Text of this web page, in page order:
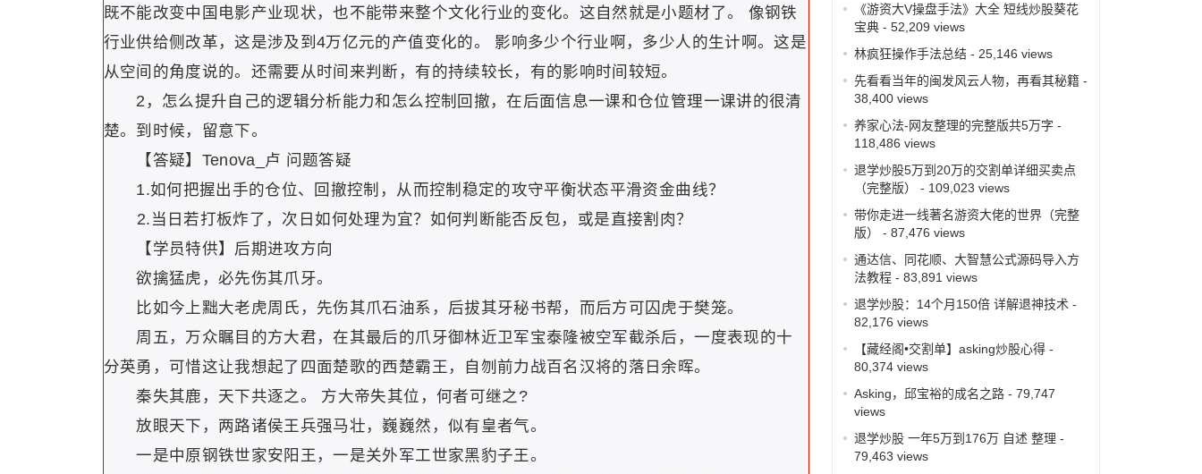
既不能改变中国电影产业现状，也不能带来整个文化行业的变化。这自然就是小题材了。 像钢铁
行业供给侧改革，这是涉及到4万亿元的产值变化的。 影响多少个行业啊，多少人的生计啊。这是
从空间的角度说的。还需要从时间来判断，有的持续较长，有的影响时间较短。
2，怎么提升自己的逻辑分析能力和怎么控制回撤，在后面信息一课和仓位管理一课讲的很清
楚。到时候，留意下。
【答疑】Tenova_卢 问题答疑
1.如何把握出手的仓位、回撤控制，从而控制稳定的攻守平衡状态平滑资金曲线？
2.当日若打板炸了，次日如何处理为宜？如何判断能否反包，或是直接割肉？
【学员特供】后期进攻方向
欲擒猛虎，必先伤其爪牙。
比如今上黜大老虎周氏，先伤其爪石油系，后拔其牙秘书帮，而后方可囚虎于樊笼。
周五，万众瞩目的方大君，在其最后的爪牙御林近卫军宝泰隆被空军截杀后，一度表现的十
分英勇，可惜这让我想起了四面楚歌的西楚霸王，自刎前力战百名汉将的落日余晖。
秦失其鹿，天下共逐之。 方大帝失其位，何者可继之?
放眼天下，两路诸侯王兵强马壮，巍巍然，似有皇者气。
一是中原钢铁世家安阳王，一是关外军工世家黑豹子王。
《游资大V操盘手法》大全 短线炒股葵花
宝典- 52,209 views
林疯狂操作手法总结- 25,146 views
先看看当年的闽发风云人物，再看其秘籍-
38,400 views
养家心法-网友整理的完整版共5万字 -
118,486 views
退学炒股5万到20万的交割单详细买卖点
（完整版）
- 109,023 views
带你走进一线著名游资大佬的世界（完整
版）
- 87,476 views
通达信、同花顺、大智慧公式源码导入方
法教程- 83,891 views
退学炒股：14个月150倍 详解退神技术 -
82,176 views
【藏经阁•交割单】asking炒股心得-
80,374 views
Asking，邱宝裕的成名之路- 79,747
views
退学炒股 一年5万到176万 自述 整理 -
79,463 views